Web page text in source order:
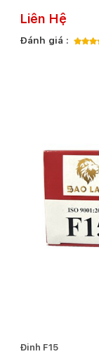
Liên Hệ
Đánh giá :
Đinh F15